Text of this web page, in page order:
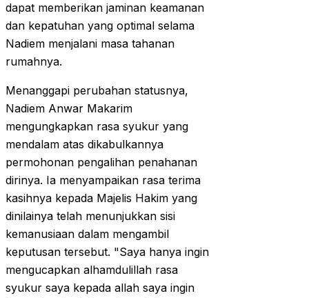
dapat memberikan jaminan keamanan
dan kepatuhan yang optimal selama
Nadiem menjalani masa tahanan
rumahnya.
Menanggapi perubahan statusnya,
Nadiem Anwar Makarim
mengungkapkan rasa syukur yang
mendalam atas dikabulkannya
permohonan pengalihan penahanan
dirinya. Ia menyampaikan rasa terima
kasihnya kepada Majelis Hakim yang
dinilainya telah menunjukkan sisi
kemanusiaan dalam mengambil
keputusan tersebut. "Saya hanya ingin
mengucapkan alhamdulillah rasa
syukur saya kepada allah saya ingin